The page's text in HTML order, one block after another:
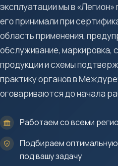
эксплуатации мы в «Легион»
его принимали при
область применения,
обслуживание, маркировка,
продукции и схемы
практику органов в
оговариваются до начала
Работаем со всеми
Подбираем
под вашу задачу